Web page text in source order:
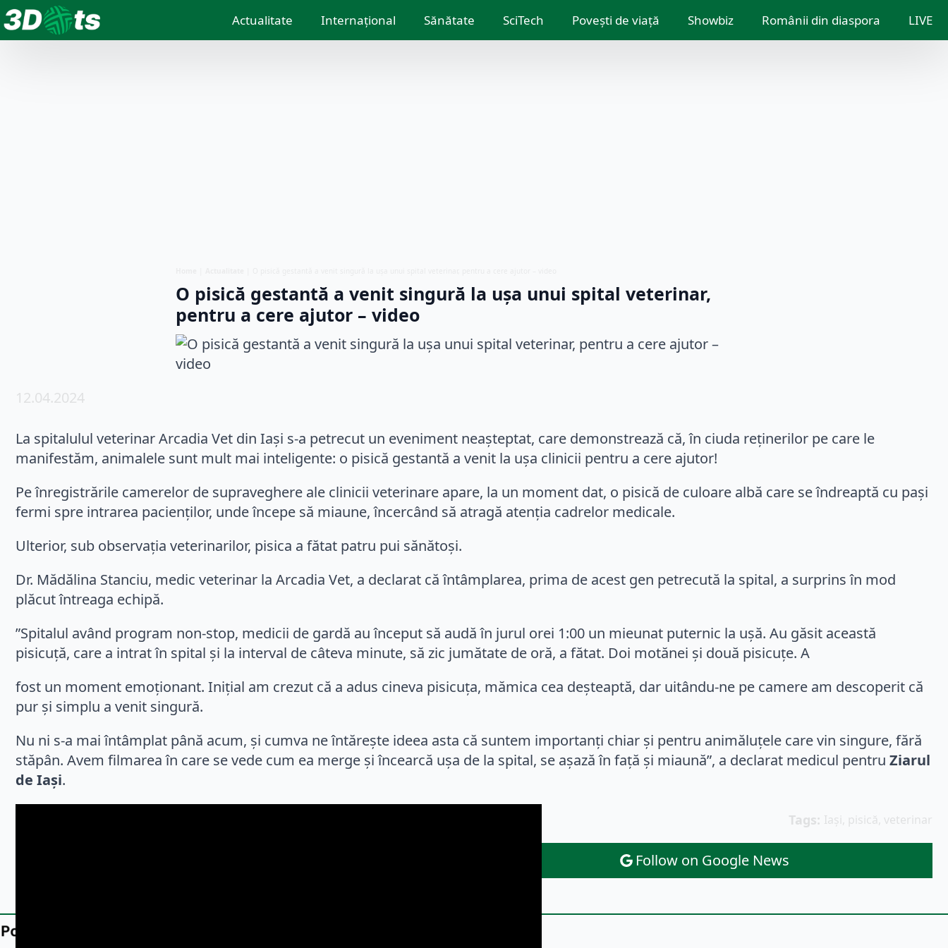
Actualitate Internațional Sănătate SciTech Povești de viață Showbiz Românii din diaspora LIVE
O pisică gestantă a venit singură la ușa unui spital veterinar,
pentru a cere ajutor – video
12.04.2024
La spitalulul veterinar Arcadia Vet din Iași s-a petrecut un eveniment neașteptat, care demonstrează că, în ciuda reținerilor pe care le
manifestăm, animalele sunt mult mai inteligente: o pisică gestantă a venit la ușa clinicii pentru a cere ajutor!
Pe înregistrările camerelor de supraveghere ale clinicii veterinare apare, la un moment dat, o pisică de culoare albă care se îndreaptă cu pași
fermi spre intrarea pacienților, unde începe să miaune, încercând să atragă atenția cadrelor medicale.
Ulterior, sub observația veterinarilor, pisica a fătat patru pui sănătoși.
Dr. Mădălina Stanciu, medic veterinar la Arcadia Vet, a declarat că întâmplarea, prima de acest gen petrecută la spital, a surprins în mod
plăcut întreaga echipă.
”Spitalul având program non-stop, medicii de gardă au început să audă în jurul orei 1:00 un mieunat puternic la ușă. Au găsit această
pisicuță, care a intrat în spital și la interval de câteva minute, să zic jumătate de oră, a fătat. Doi motănei și două pisicuțe. A
fost un moment emoționant. Inițial am crezut că a adus cineva pisicuța, mămica cea deșteaptă, dar uitându-ne pe camere am descoperit că
pur și simplu a venit singură.
Nu ni s-a mai întâmplat până acum, și cumva ne întărește ideea asta că suntem importanți chiar și pentru animăluțele care vin singure, fără
stăpân. Avem filmarea în care se vede cum ea merge și încearcă ușa de la spital, se așază în față și miaună”, a declarat medicul pentru Ziarul
de Iași.
Tags: Iași pisică veterinar
Follow on Google News